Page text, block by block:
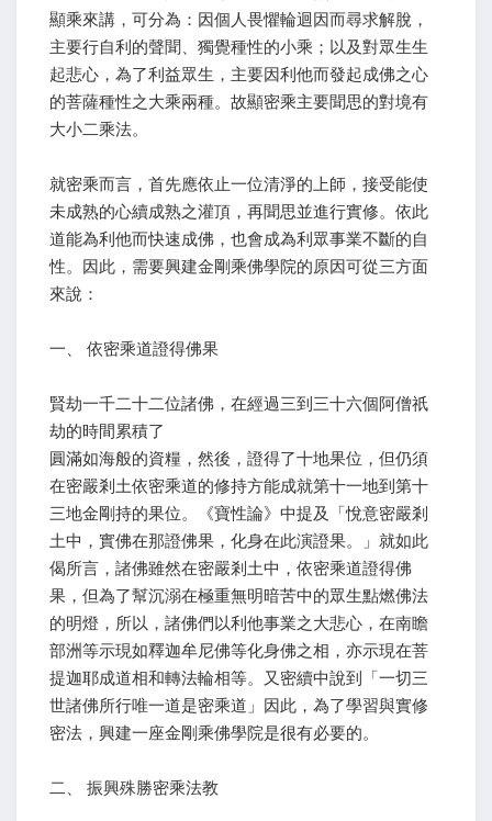
顯乘來講，可分為：因個人畏懼輪迴因而尋求解脫，
主要行自利的聲聞、獨覺種性的小乘；以及對眾生生
起悲心，為了利益眾生，主要因利他而發起成佛之心
的菩薩種性之大乘兩種。故顯密乘主要聞思的對境有
大小二乘法。
就密乘而言，首先應依止一位清淨的上師，接受能使
未成熟的心續成熟之灌頂，再聞思並進行實修。依此
道能為利他而快速成佛，也會成為利眾事業不斷的自
性。因此，需要興建金剛乘佛學院的原因可從三方面
來說：
一、 依密乘道證得佛果
賢劫一千二十二位諸佛，在經過三到三十六個阿僧祇
劫的時間累積了
圓滿如海般的資糧，然後，證得了十地果位，但仍須
在密嚴剎土依密乘道的修持方能成就第十一地到第十
三地金剛持的果位。《寶性論》中提及「悅意密嚴剎
土中，實佛在那證佛果，化身在此演證果。」就如此
偈所言，諸佛雖然在密嚴剎土中，依密乘道證得佛
果，但為了幫沉溺在極重無明暗苦中的眾生點燃佛法
的明燈，所以，諸佛們以利他事業之大悲心，在南瞻
部洲等示現如釋迦牟尼佛等化身佛之相，亦示現在菩
提迦耶成道相和轉法輪相等。又密續中說到「一切三
世諸佛所行唯一道是密乘道」因此，為了學習與實修
密法，興建一座金剛乘佛學院是很有必要的。
二、 振興殊勝密乘法教